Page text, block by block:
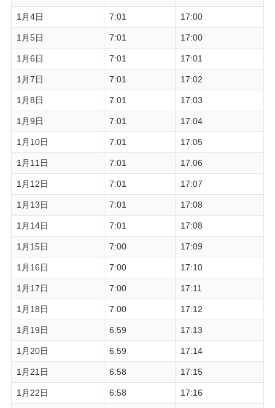
1月4日 7:01 17:00
1月5日 7:01 17:00
1月6日 7:01 17:01
1月7日 7:01 17:02
1月8日 7:01 17:03
1月9日 7:01 17:04
1月10日 7:01 17:05
1月11日 7:01 17:06
1月12日 7:01 17:07
1月13日 7:01 17:08
1月14日 7:01 17:08
1月15日 7:00 17:09
1月16日 7:00 17:10
1月17日 7:00 17:11
1月18日 7:00 17:12
1月19日 6:59 17:13
1月20日 6:59 17:14
1月21日 6:58 17:15
1月22日 6:58 17:16